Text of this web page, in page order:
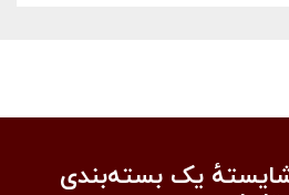
یک بسته‌بندی